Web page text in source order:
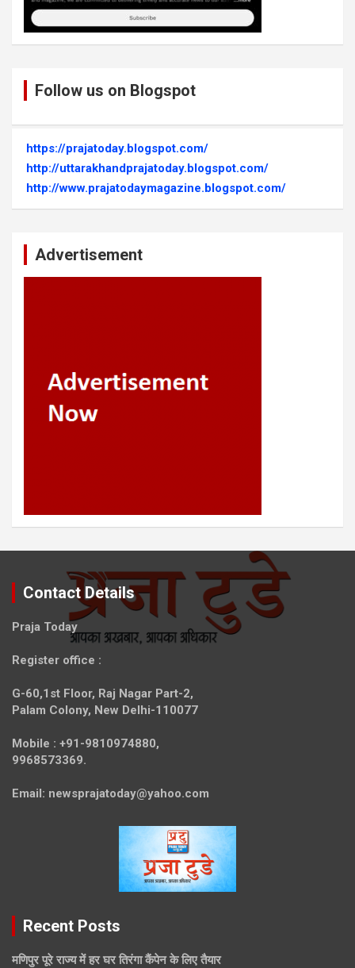
Follow us on Blogspot
https://prajatoday.blogspot.com/
http://uttarakhandprajatoday.blogspot.com/
http://www.prajatodaymagazine.blogspot.com/
Advertisement
Contact Details
Praja Today
Register office :
G-60,1st Floor, Raj Nagar Part-2,
Palam Colony, New Delhi-110077
Mobile : +91-9810974880,
9968573369.
Email: newsprajatoday@yahoo.com
Recent Posts
मणिपुर पूरे राज्य में हर घर तिरंगा कैंपेन के लिए तैयार